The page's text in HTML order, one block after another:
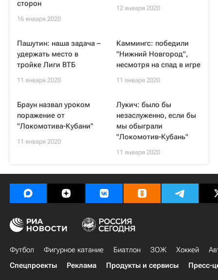
сторон
16 января 2020
12 января 2020
Пашутин: наша задача –
удержать место в
тройке Лиги ВТБ
11 января 2020
Каммингс: победили
"Нижний Новгород",
несмотря на спад в игре
11 января 2020
Браун назвал уроком
поражение от
"Локомотива-Кубани"
11 января 2020
Лукич: было бы
незаслуженно, если бы
мы обыграли
"Локомотив-Кубань"
11 января 2020
Футбол Фигурное катание Биатлон ЗОЖ Хоккей
Спецпроекты
Реклама Продукты и сервисы Пресс-